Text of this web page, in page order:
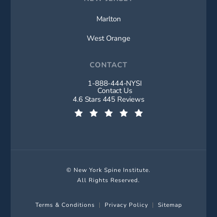
Marlton
West Orange
CONTACT
Call New York Spine Institute on
1-888-444-NYSI
Contact Us
New York Spine Institute reviews:
4.6 Stars 445 Reviews
© New York Spine Institute.
All Rights Reserved.
Terms & Conditions Privacy Policy Sitemap